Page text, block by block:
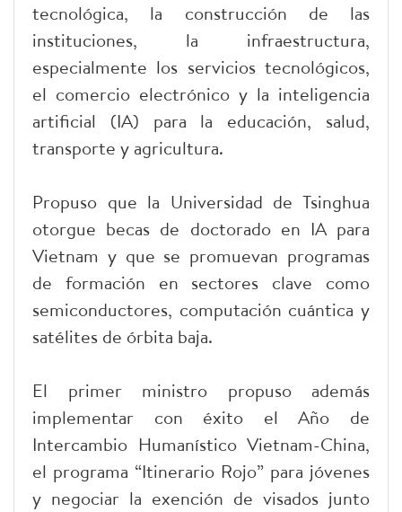
tecnológica, la construcción de las
instituciones, la infraestructura,
especialmente los servicios tecnológicos,
el comercio electrónico y la inteligencia
artificial (IA) para la educación, salud,
transporte y agricultura.
Propuso que la Universidad de Tsinghua
otorgue becas de doctorado en IA para
Vietnam y que se promuevan programas
de formación en sectores clave como
semiconductores, computación cuántica y
satélites de órbita baja.
El primer ministro propuso además
implementar con éxito el Año de
Intercambio Humanístico Vietnam-China,
el programa “Itinerario Rojo” para jóvenes
y negociar la exención de visados junto